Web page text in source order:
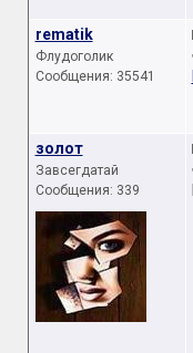
rematik
Флудоголик
Сообщения: 35541
золот
Завсегдатай
Сообщения: 339